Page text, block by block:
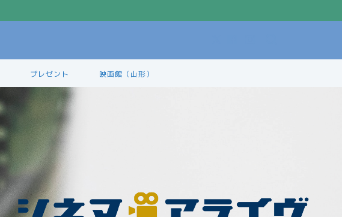
プレゼント 映画館（山形）